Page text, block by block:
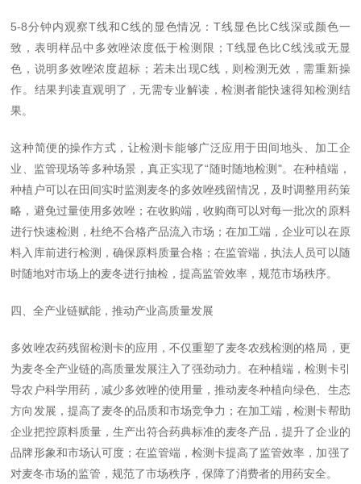
5-8分钟内观察T线和C线的显色情况：T线显色比C线深或颜色一
致，表明样品中多效唑浓度低于检测限；T线显色比C线浅或无显
色，说明多效唑浓度超标；若未出现C线，则检测无效，需重新操
作。结果判读直观明了，无需专业解读，检测者能快速得知检测结
果。
这种简便的操作方式，让检测卡能够广泛应用于田间地头、加工企
业、监管现场等多种场景，真正实现了“随时随地检测"。在种植端，
种植户可以在田间实时监测麦冬的多效唑残留情况，及时调整用药策
略，避免过量使用多效唑；在收购端，收购商可以对每一批次的原料
进行快速检测，杜绝不合格产品流入市场；在加工端，企业可以在原
料入库前进行检测，确保原料质量合格；在监管端，执法人员可以随
时随地对市场上的麦冬进行抽检，提高监管效率，规范市场秩序。
四、全产业链赋能，推动产业高质量发展
多效唑农药残留检测卡的应用，不仅重塑了麦冬农残检测的格局，更
为麦冬全产业链的高质量发展注入了强劲动力。在种植端，检测卡引
导农户科学用药，减少多效唑的使用量，推动麦冬种植向绿色、生态
方向发展，提高了麦冬的品质和市场竞争力；在加工端，检测卡帮助
企业把控原料质量，生产出符合药典标准的麦冬产品，提升了企业的
品牌形象和市场认可度；在监管端，检测卡提高了监管效率，加强了
对麦冬市场的监管，规范了市场秩序，保障了消费者的用药安全。